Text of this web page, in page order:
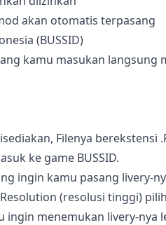
akan otomatis terpasang
(BUSSID)
kamu masukan
Filenya berekstensi
ke game BUSSID.
ingin kamu pasang livery-
(resolusi tinggi)
ingin menemukan livery-